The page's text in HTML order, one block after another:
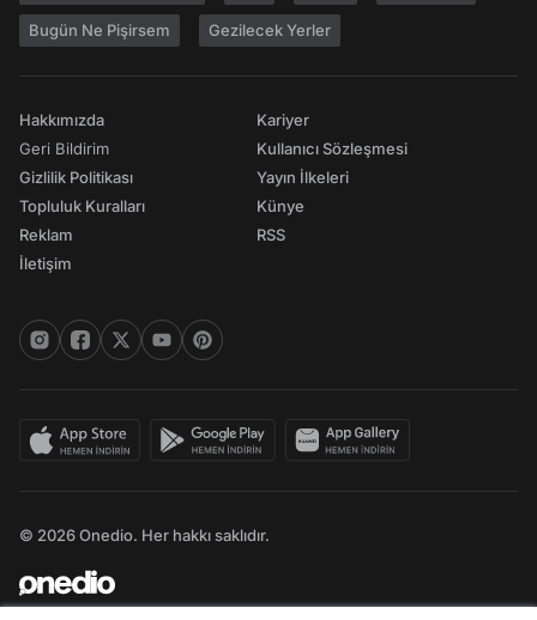
Bugün Ne Pişirsem Gezilecek Yerler
Hakkımızda
Geri Bildirim
Gizlilik Politikası
Topluluk Kuralları
Reklam
İletişim
Kariyer
Kullanıcı Sözleşmesi
Yayın İlkeleri
Künye
RSS
© 2026 Onedio. Her hakkı saklıdır.